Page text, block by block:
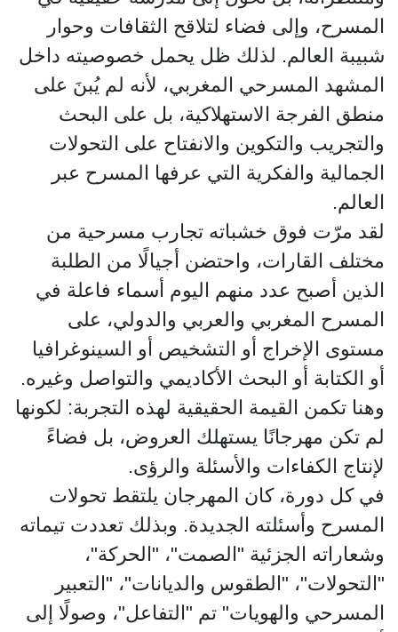
المسرح، وإلى فضاء لتلاقح الثقافات وحوار
شبيبة العالم. لذلك ظل يحمل خصوصيته داخل
المشهد المسرحي المغربي، لأنه لم يُبنَ على
منطق الفرجة الاستهلاكية، بل على البحث
والتجريب والتكوين والانفتاح على التحولات
الجمالية والفكرية التي عرفها المسرح عبر
العالم.
لقد مرّت فوق خشباته تجارب مسرحية من
مختلف القارات، واحتضن أجيالًا من الطلبة
الذين أصبح عدد منهم اليوم أسماء فاعلة في
المسرح المغربي والعربي والدولي، على
مستوى الإخراج أو التشخيص أو السينوغرافيا
أو الكتابة أو البحث الأكاديمي والتواصل وغيره.
وهنا تكمن القيمة الحقيقية لهذه التجربة: لكونها
لم تكن مهرجانًا يستهلك العروض، بل فضاءً
لإنتاج الكفاءات والأسئلة والرؤى.
في كل دورة، كان المهرجان يلتقط تحولات
المسرح وأسئلته الجديدة. وبذلك تعددت تيماته
وشعاراته الجزئية "الصمت"، "الحركة"،
"التحولات"، "الطقوس والديانات"، "التعبير
المسرحي والهويات" تم "التفاعل"، وصولًا إلى